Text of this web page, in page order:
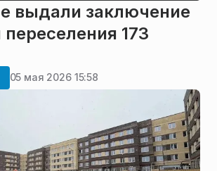
выдали заключение
173
05 мая 2026 15:58